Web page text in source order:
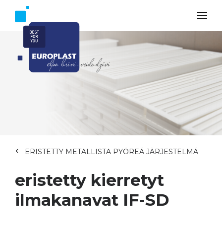
ERISTETTY METALLISTA PYÖREÄ JÄRJESTELMÄ
eristetty kierretyt
ilmakanavat IF-SD